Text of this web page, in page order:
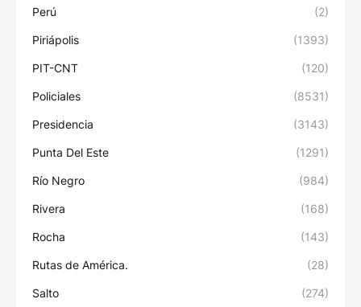
Perú (2)
Piriápolis (1393)
PIT-CNT (120)
Policiales (8531)
Presidencia (3143)
Punta Del Este (1291)
Río Negro (984)
Rivera (168)
Rocha (143)
Rutas de América. (28)
Salto (274)